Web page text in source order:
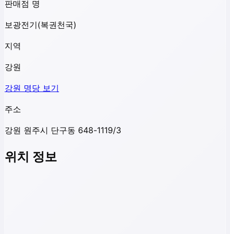
판매점 명
보광전기(복권천국)
지역
강원
강원 명당 보기
주소
강원 원주시 단구동 648-1119/3
위치 정보